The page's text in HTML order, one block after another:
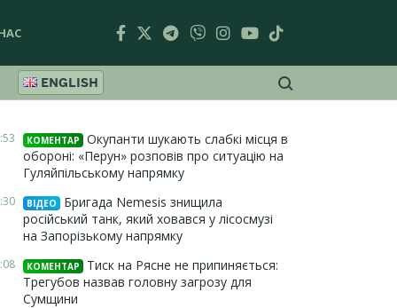
ENGLISH
КОМЕНТАР
Окупанти шукають слабкі місця в
обороні: «Перун» розповів про ситуацію на
Гуляйпільському напрямку
ВІДЕО
Бригада Nemesis знищила
російський танк, який ховався у лісосмузі
на Запорізькому напрямку
КОМЕНТАР
Тиск на Рясне не припиняється:
Трегубов назвав головну загрозу для
Сумщини